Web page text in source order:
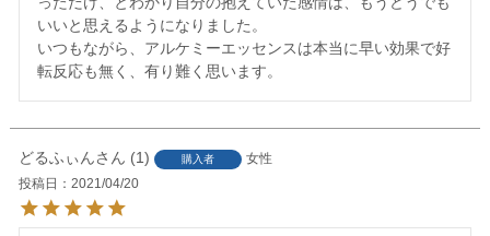
いいと思えるようになりました。
いつもながら、アルケミーエッセンスは本当に早い効果で好
転反応も無く、有り難く思います。
どるふぃん 1 購入者
女性
投稿日
2021/04/20